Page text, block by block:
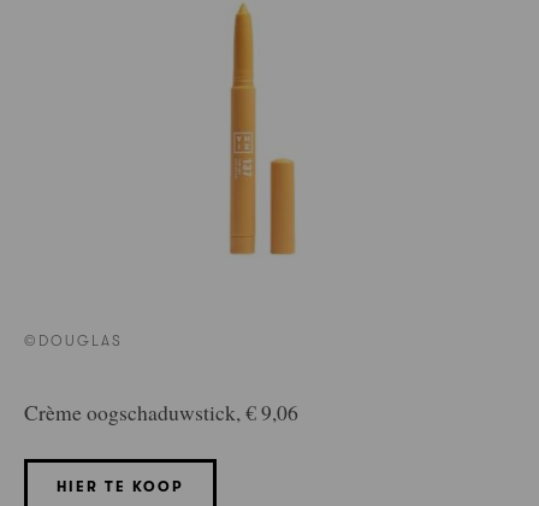
©DOUGLAS
Crème oogschaduwstick, € 9,06
HIER TE KOOP